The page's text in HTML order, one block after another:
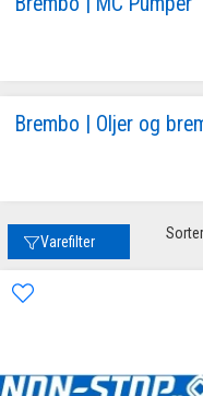
Brembo | Oljer og
Varefilter